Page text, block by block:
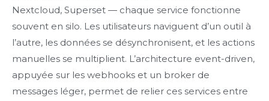
Nextcloud, Superset — chaque service fonctionne
souvent en silo. Les utilisateurs naviguent d’un outil à
l’autre, les données se désynchronisent, et les actions
manuelles se multiplient. L’architecture event-driven,
appuyée sur les webhooks et un broker de
messages léger, permet de relier ces services entre